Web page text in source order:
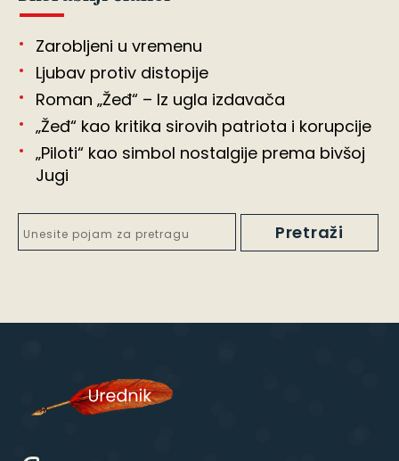
Zarobljeni u vremenu
Ljubav protiv distopije
Roman „Žeđ“ – Iz ugla izdavača
„Žeđ“ kao kritika sirovih patriota i korupcije
„Piloti“ kao simbol nostalgije prema bivšoj
Jugi